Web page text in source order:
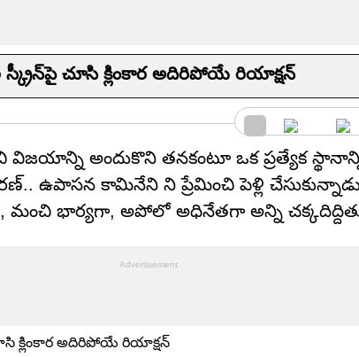
చూసి క్లింకార అదిరిపోయే రియాక్ష‌న్
అందుకొని తనకంటూ ఒక ప్రత్యేక
ఉపాసన కామినేని ని ప్రేమించి పెళ్లి
భార్యగా, అపోలో అధినేతగా అన్ని చక్కదిద్దితూ